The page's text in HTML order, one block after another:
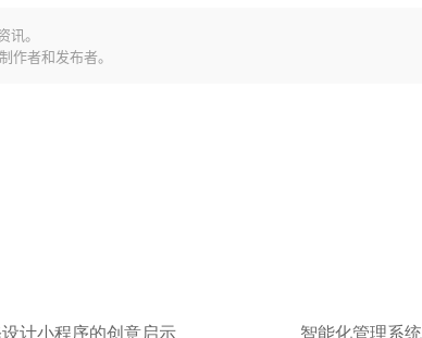
。
者和发布者。
计小程序的创意启示 智能化管理系